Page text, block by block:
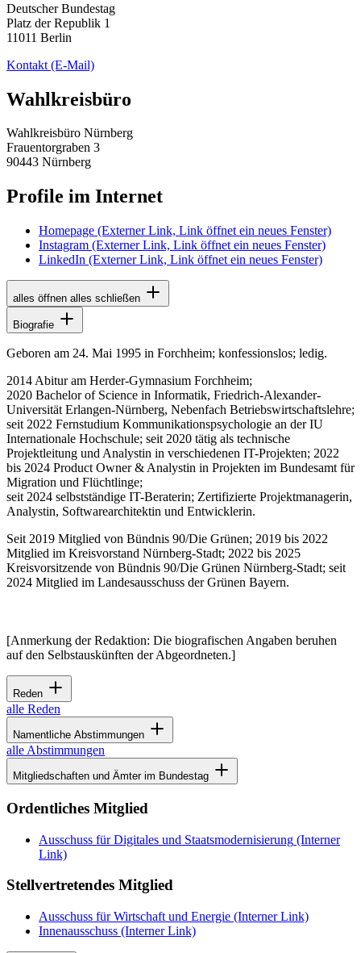
Deutscher Bundestag
Platz der Republik 1
11011 Berlin
Kontakt (E-Mail)
Wahlkreisbüro
Wahlkreisbüro Nürnberg
Frauentorgraben 3
90443 Nürnberg
Profile im Internet
Homepage (Externer Link, Link öffnet ein neues Fenster)
Instagram (Externer Link, Link öffnet ein neues Fenster)
LinkedIn (Externer Link, Link öffnet ein neues Fenster)
alles öffnen alles schließen
Biografie
Geboren am 24. Mai 1995 in Forchheim; konfessionslos; ledig.
2014 Abitur am Herder-Gymnasium Forchheim;
2020 Bachelor of Science in Informatik, Friedrich-Alexander-
Universität Erlangen-Nürnberg, Nebenfach Betriebswirtschaftslehre;
seit 2022 Fernstudium Kommunikationspsychologie an der IU
Internationale Hochschule; seit 2020 tätig als technische
Projektleitung und Analystin in verschiedenen IT-Projekten; 2022
bis 2024 Product Owner & Analystin in Projekten im Bundesamt für
Migration und Flüchtlinge;
seit 2024 selbstständige IT-Beraterin; Zertifizierte Projektmanagerin,
Analystin, Softwarearchitektin und Entwicklerin.
Seit 2019 Mitglied von Bündnis 90/Die Grünen; 2019 bis 2022
Mitglied im Kreisvorstand Nürnberg-Stadt; 2022 bis 2025
Kreisvorsitzende von Bündnis 90/Die Grünen Nürnberg-Stadt; seit
2024 Mitglied im Landesausschuss der Grünen Bayern.
[Anmerkung der Redaktion: Die biografischen Angaben beruhen
auf den Selbstauskünften der Abgeordneten.]
Reden
alle Reden
Namentliche Abstimmungen
alle Abstimmungen
Mitgliedschaften und Ämter im Bundestag
Ordentliches Mitglied
Ausschuss für Digitales und Staatsmodernisierung (Interner
Link)
Stellvertretendes Mitglied
Ausschuss für Wirtschaft und Energie (Interner Link)
Innenausschuss (Interner Link)